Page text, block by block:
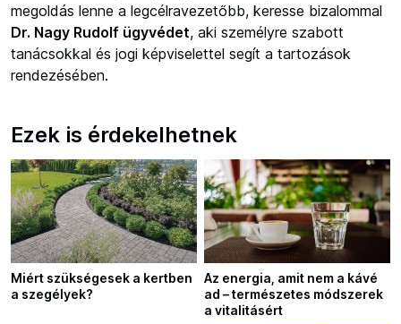
megoldás lenne a legcélravezetőbb, keresse bizalommal
Dr. Nagy Rudolf ügyvédet, aki személyre szabott
tanácsokkal és jogi képviselettel segít a tartozások
rendezésében.
Ezek is érdekelhetnek
Miért szükségesek a kertben
a szegélyek?
Az energia, amit nem a kávé
ad – természetes módszerek
a vitalitásért